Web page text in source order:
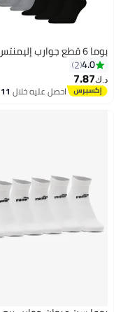
3
بوما 6 قطع جوارب إليمنتس
4.0
2
د.ك‏7.87
احصل عليه خلال
اغسطس